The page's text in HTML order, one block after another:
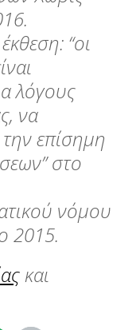
“οι
λόγους
να
επίσημη
στο
νόμου
2015.
και